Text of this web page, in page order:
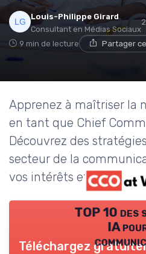
Louis-Philippe Girard
Consultant en Médias Sociaux
9 min de lecture Partager
Apprenez à maîtriser la
en tant que Chief
Découvrez des
secteur de la
vos intérêts et ceux de
TOP 10 des
IA
Téléchargez